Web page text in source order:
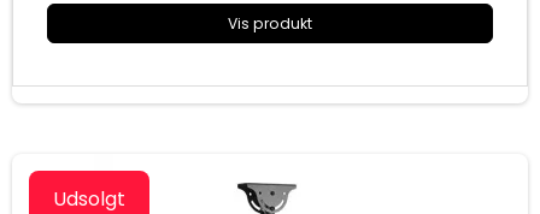
Mål (HxBxD): 1225x700x870 mm
Vis produkt
Udsolgt